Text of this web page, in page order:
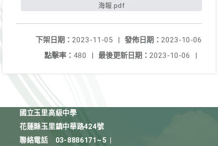
海報.pdf
發佈日期： 2023-10-06
下架日期： 2023-11-05
|
最後更新日期： 2023-10-06 |
點擊率： 480 |
國立玉里高級中學
花蓮縣玉里鎮中華路424號
聯絡電話
03-8886171~5